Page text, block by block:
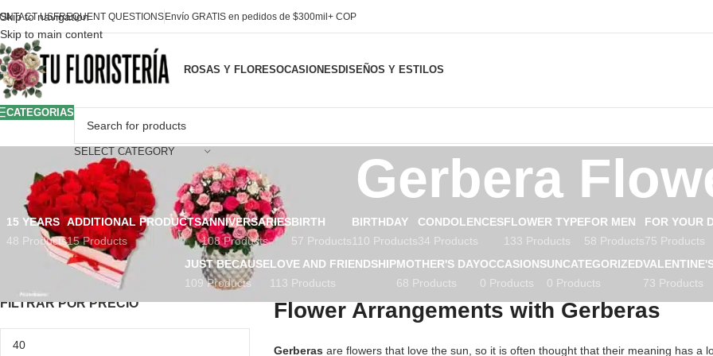
Skip to navigation
Skip to main content
USFREQUENT QUESTIONSEnvío GRATIS en pedidos de $300mil+ COP
ROSAS Y FLORESOCASIONESDISEÑOS Y ESTILOS
CATEGORIAS
SELECT CATEGORY Gerbera
15 YEARS
48 Products
ADDITIONAL PRODUCTS
15 Products
ANNIVERSARIES
108 Products
BIRTH
57 Products
BIRTHDAY
110 Products
CONDOLENCES
34 Products
FLOWER TYPE
133 Products
FOR MEN
58 Products
FOR YOUR
75 Products
JUST BECAUSE
109 Products
LOVE AND FRIENDSHIP
113 Products
MOTHER'S DAY
68 Products
OCCASIONS
0 Products
UNCATEGORIZED
0 Products
73 Products
FILTRAR POR PRECIO Flower Arrangements with Gerberas
Gerberas are flowers that love the sun, so it is often thought that their meaning has a